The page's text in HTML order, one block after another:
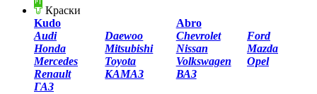
Краски
Kudo
Audi
Honda
Mercedes
Renault
ГАЗ
Daewoo
Mitsubishi
Toyota
КАМАЗ
Abro
Chevrolet
Nissan
Volkswagen
ВАЗ
Ford
Mazda
Opel